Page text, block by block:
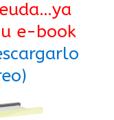
e-book